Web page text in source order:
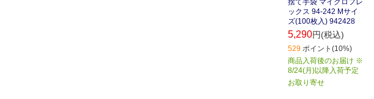
捨て手袋 マイクロフレ
ックス 94-242 Mサイ
ズ(100枚入) 942428
5,290円(税込)
529 ポイント(10%)
商品入荷後のお届け ※
8/24(月)以降入荷予定
お取り寄せ